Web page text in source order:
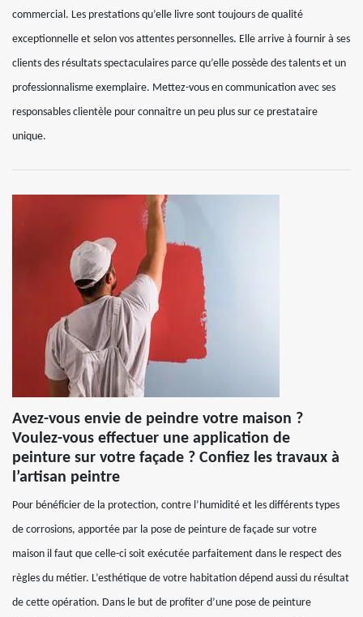
commercial. Les prestations qu’elle livre sont toujours de qualité
exceptionnelle et selon vos attentes personnelles. Elle arrive à fournir à ses
clients des résultats spectaculaires parce qu’elle possède des talents et un
professionnalisme exemplaire. Mettez-vous en communication avec ses
responsables clientèle pour connaitre un peu plus sur ce prestataire
unique.
Avez-vous envie de peindre votre maison ?
Voulez-vous effectuer une application de
peinture sur votre façade ? Confiez les travaux à
l’artisan peintre
Pour bénéficier de la protection, contre l’humidité et les différents types
de corrosions, apportée par la pose de peinture de façade sur votre
maison il faut que celle-ci soit exécutée parfaitement dans le respect des
règles du métier. L’esthétique de votre habitation dépend aussi du résultat
de cette opération. Dans le but de profiter d’une pose de peinture